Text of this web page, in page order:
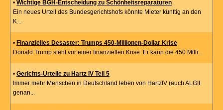
• Wichtige BGH-Entscheidung zu Schönheitsreparaturen
Ein neues Urteil des Bundesgerichtshofs könnte Mieter künftig an den
K...
• Finanzielles Desaster: Trumps 450-Millionen-Dollar Krise
Donald Trump steht vor einer finanziellen Krise: Er kann die 450 Milli...
• Gerichts-Urteile zu Hartz IV Teil 5
Immer mehr Menschen in Deutschland leben von HartzIV (auch ALGII
genan...